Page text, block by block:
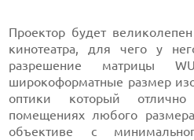
Проектор будет
кинотеатра, для чего у
разрешение матрицы
широкоформатные размер
оптики который
помещениях любого
объективе с